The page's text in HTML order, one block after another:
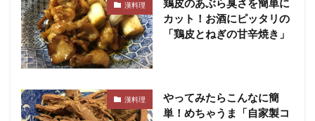
漢料理
鶏皮のあぶら臭さを簡単に
カット！お酒にピッタリの
「鶏皮とねぎの甘辛焼き」
漢料理
やってみたらこんなに簡
単！めちゃうま「自家製コ